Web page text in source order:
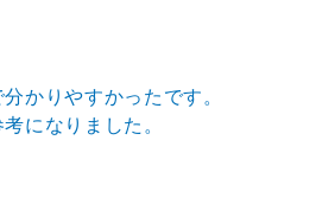
かりやすかったです。
になりました。